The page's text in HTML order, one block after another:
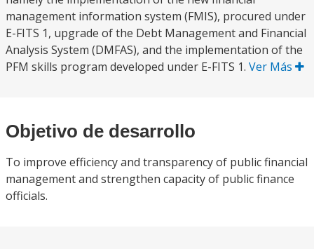
management information system (FMIS), procured under
E-FITS 1, upgrade of the Debt Management and Financial
Analysis System (DMFAS), and the implementation of the
PFM skills program developed under E-FITS 1. Ver Más
Objetivo de desarrollo
To improve efficiency and transparency of public financial
management and strengthen capacity of public finance
officials.